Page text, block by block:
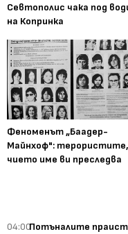
Севтополис чака под
на Копринка
Феноменът „Баадер-
Майнхоф": терористите,
чието име ви преследва
04:00Потъналите